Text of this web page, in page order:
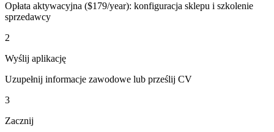
Opłata aktywacyjna ($179/year): konfiguracja sklepu i szkolenie
sprzedawcy
2
Wyślij aplikację
Uzupełnij informacje zawodowe lub prześlij CV
3
Zacznij